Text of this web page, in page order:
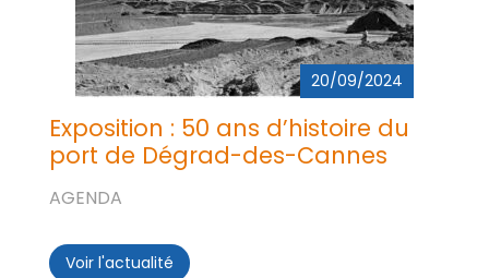
20/09/2024
Exposition : 50 ans d’histoire du
port de Dégrad-des-Cannes
AGENDA
Voir l'actualité Exposition : 50 ans d’histoire du port de